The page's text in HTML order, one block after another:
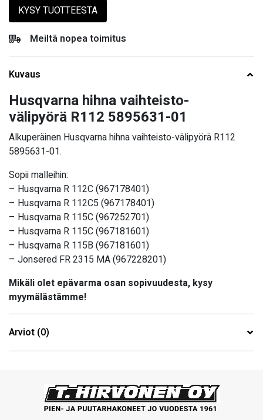
KYSY TUOTTEESTA
Meiltä nopea toimitus
Kuvaus
Husqvarna hihna vaihteisto-
välipyörä R112 5895631-01
Alkuperäinen Husqvarna hihna vaihteisto-välipyörä R112
5895631-01.
Sopii malleihin:
– Husqvarna R 112C (967178401)
– Husqvarna R 112C5 (967178401)
– Husqvarna R 115C (967252701)
– Husqvarna R 115C (967181601)
– Husqvarna R 115B (967181601)
– Jonsered FR 2315 MA (967228201)
Mikäli olet epävarma osan sopivuudesta, kysy
myymälästämme!
Arviot (0)